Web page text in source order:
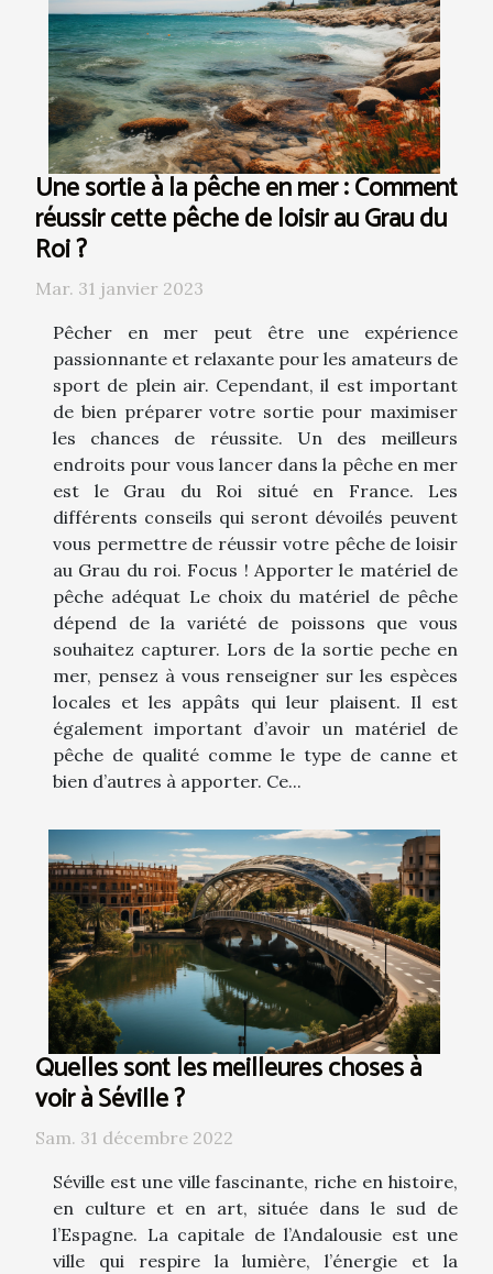
Une sortie à la pêche en mer : Comment
réussir cette pêche de loisir au Grau du
Roi ?
Mar. 31 janvier 2023
Pêcher en mer peut être une expérience
passionnante et relaxante pour les amateurs de
sport de plein air. Cependant, il est important
de bien préparer votre sortie pour maximiser
les chances de réussite. Un des meilleurs
endroits pour vous lancer dans la pêche en mer
est le Grau du Roi situé en France. Les
différents conseils qui seront dévoilés peuvent
vous permettre de réussir votre pêche de loisir
au Grau du roi. Focus ! Apporter le matériel de
pêche adéquat Le choix du matériel de pêche
dépend de la variété de poissons que vous
souhaitez capturer. Lors de la sortie peche en
mer, pensez à vous renseigner sur les espèces
locales et les appâts qui leur plaisent. Il est
également important d’avoir un matériel de
pêche de qualité comme le type de canne et
bien d’autres à apporter. Ce...
Quelles sont les meilleures choses à
voir à Séville ?
Sam. 31 décembre 2022
Séville est une ville fascinante, riche en histoire,
en culture et en art, située dans le sud de
l’Espagne. La capitale de l’Andalousie est une
ville qui respire la lumière, l’énergie et la